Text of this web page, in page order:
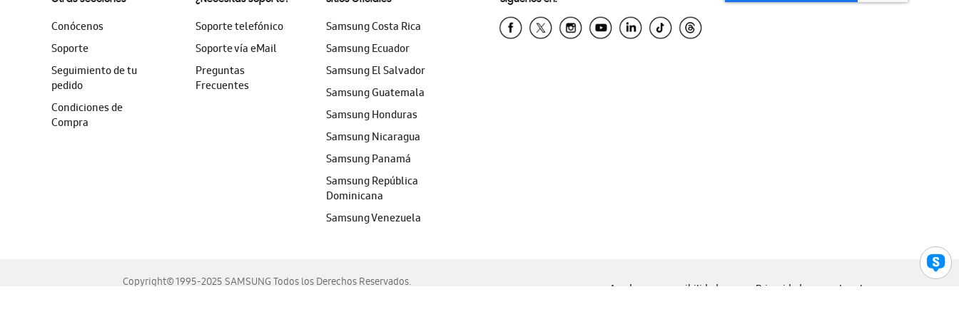
Conócenos
Soporte
Seguimiento de tu
pedido
Condiciones de
Compra
Soporte telefónico
Soporte vía eMail
Preguntas
Frecuentes
Samsung Costa Rica
Samsung Ecuador
Samsung El Salvador
Samsung Guatemala
Samsung Honduras
Samsung Nicaragua
Samsung Panamá
Samsung República
Dominicana
Samsung Venezuela
Copyright© 1995-2025 SAMSUNG Todos los Derechos Reservados.
Ayuda para accesibilidad Privacidad Legal